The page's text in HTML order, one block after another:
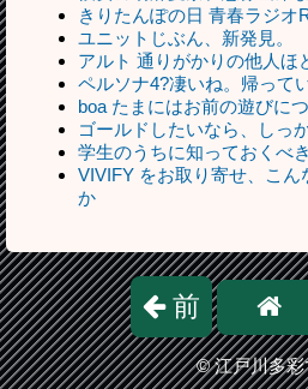
きりたんぽの日 青春ラジオ
ユニットじぶん、新発見。
アルト 通りがかりの他人ほ
ペルソナ4?凄いね。帰って
boa たまにはお前の遊びに
ゴールドしたいなら、しっ
学生のうちに知っておくべ
VIVIFY をお取り寄せ、こ
か
前
©江戸川多